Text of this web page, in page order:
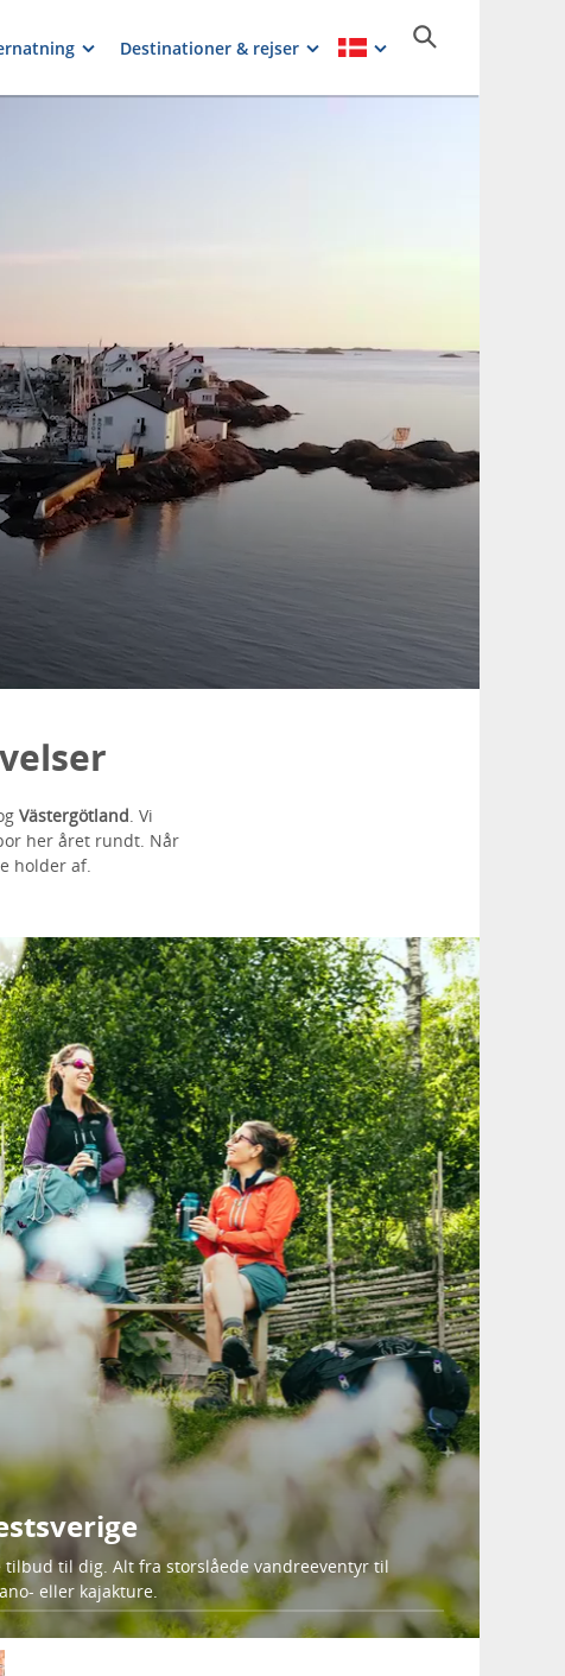
Destinationer & rejser
Västergötland. Vi
her året rundt. Når
holder af.
tilbud til dig. Alt fra storslåede vandreeventyr til
eller kajakture.